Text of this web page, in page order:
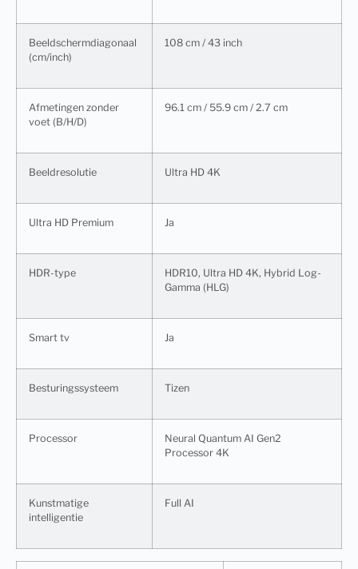
Beeldschermdiagonaal
(cm/inch)
108 cm / 43 inch
Afmetingen zonder
voet (B/H/D)
96.1 cm / 55.9 cm / 2.7 cm
Beeldresolutie Ultra HD 4K
Ultra HD Premium Ja
HDR-type
HDR10, Ultra HD 4K, Hybrid Log-
Gamma (HLG)
Smart tv Ja
Besturingssysteem Tizen
Processor
Neural Quantum AI Gen2
Processor 4K
Kunstmatige
intelligentie
Full AI